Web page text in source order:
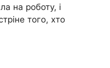
на роботу, і
того, хто